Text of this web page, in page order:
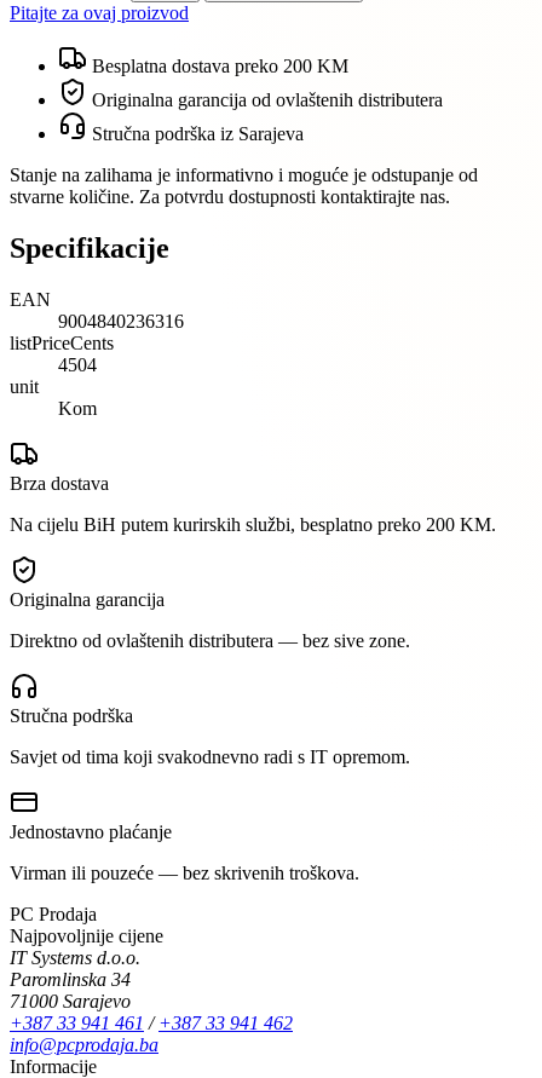
Pitajte za ovaj proizvod
Besplatna dostava preko 200 KM
Originalna garancija od ovlaštenih distributera
Stručna podrška iz Sarajeva
Stanje na zalihama je informativno i moguće je odstupanje od
stvarne količine. Za potvrdu dostupnosti kontaktirajte nas.
Specifikacije
EAN
9004840236316
listPriceCents
4504
unit
Kom
Brza dostava
Na cijelu BiH putem kurirskih službi, besplatno preko 200 KM.
Originalna garancija
Direktno od ovlaštenih distributera — bez sive zone.
Stručna podrška
Savjet od tima koji svakodnevno radi s IT opremom.
Jednostavno plaćanje
Virman ili pouzeće — bez skrivenih troškova.
PC Prodaja
Najpovoljnije cijene
IT Systems d.o.o.
Paromlinska 34
71000 Sarajevo
+387 33 941 461 /+387 33 941 462
info@pcprodaja.ba
Informacije